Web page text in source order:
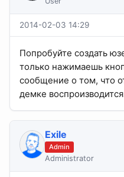
2014-02-03 14:29
Попробуйте создать
только нажимаешь
сообщение о том, что
демке
Exile
Admin
Administrator